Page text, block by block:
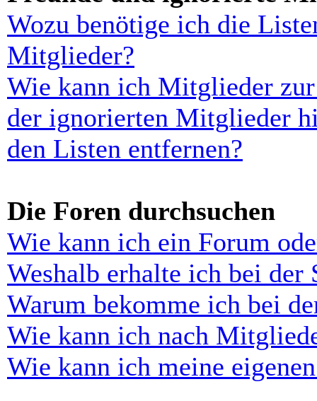
Wozu benötige ich die
Mitglieder?
Wie kann ich Mitglieder
der ignorierten Mitglieder
den Listen entfernen?
Die Foren durchsuchen
Wie kann ich ein Forum
Weshalb erhalte ich bei der
Warum bekomme ich bei
Wie kann ich nach
Wie kann ich meine